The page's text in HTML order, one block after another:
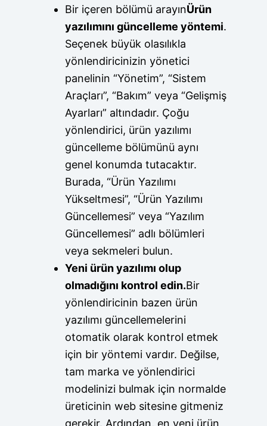
Bir içeren bölümü arayınÜrün
yazılımını güncelleme yöntemi.
Seçenek büyük olasılıkla
yönlendiricinizin yönetici
panelinin “Yönetim”, “Sistem
Araçları”, “Bakım” veya “Gelişmiş
Ayarları” altındadır. Çoğu
yönlendirici, ürün yazılımı
güncelleme bölümünü aynı
genel konumda tutacaktır.
Burada, “Ürün Yazılımı
Yükseltmesi”, “Ürün Yazılımı
Güncellemesi” veya “Yazılım
Güncellemesi” adlı bölümleri
veya sekmeleri bulun.
Yeni ürün yazılımı olup
olmadığını kontrol edin.Bir
yönlendiricinin bazen ürün
yazılımı güncellemelerini
otomatik olarak kontrol etmek
için bir yöntemi vardır. Değilse,
tam marka ve yönlendirici
modelinizi bulmak için normalde
üreticinin web sitesine gitmeniz
gerekir. Ardından, en yeni ürün